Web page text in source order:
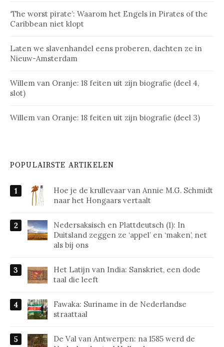
‘The worst pirate’: Waarom het Engels in Pirates of the
Caribbean niet klopt
Laten we slavenhandel eens proberen, dachten ze in
Nieuw-Amsterdam
Willem van Oranje: 18 feiten uit zijn biografie (deel 4,
slot)
Willem van Oranje: 18 feiten uit zijn biografie (deel 3)
POPULAIRSTE ARTIKELEN
Hoe je de krullevaar van Annie M.G. Schmidt
naar het Hongaars vertaalt
Nedersaksisch en Plattdeutsch (1): In
Duitsland zeggen ze ‘appel’ en ‘maken’, net
als bij ons
Het Latijn van India: Sanskriet, een dode
taal die leeft
Fawaka: Suriname in de Nederlandse
straattaal
De Val van Antwerpen: na 1585 werd de